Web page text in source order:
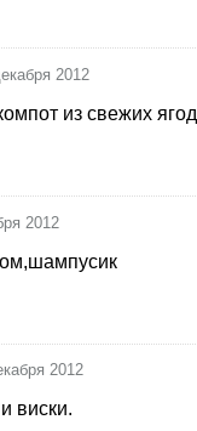
2012
из свежих ягод
2012
2012
виски.